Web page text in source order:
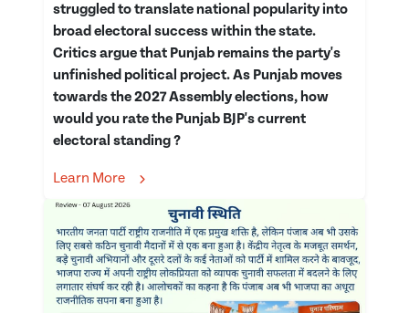
struggled to translate national popularity into
broad electoral success within the state.
Critics argue that Punjab remains the party's
unfinished political project. As Punjab moves
towards the 2027 Assembly elections, how
would you rate the Punjab BJP's current
electoral standing ?
Learn More